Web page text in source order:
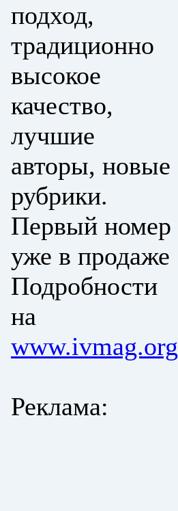
подход,
традиционно
высокое
качество,
лучшие
авторы, новые
рубрики.
Первый номер
уже в продаже
Подробности
на
www.ivmag.org
Реклама: